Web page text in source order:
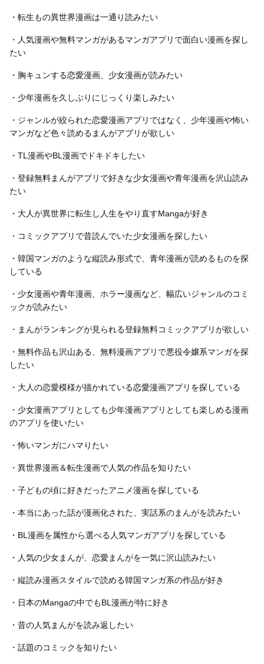
・転生もの異世界漫画は一通り読みたい
・人気漫画や無料マンガがあるマンガアプリで面白い漫画を探し
たい
・胸キュンする恋愛漫画、少女漫画が読みたい
・少年漫画を久しぶりにじっくり楽しみたい
・ジャンルが絞られた恋愛漫画アプリではなく、少年漫画や怖い
マンガなど色々読めるまんがアプリが欲しい
・TL漫画やBL漫画でドキドキしたい
・登録無料まんがアプリで好きな少女漫画や青年漫画を沢山読み
たい
・大人が異世界に転生し人生をやり直すMangaが好き
・コミックアプリで昔読んでいた少女漫画を探したい
・韓国マンガのような縦読み形式で、青年漫画が読めるものを探
している
・少女漫画や青年漫画、ホラー漫画など、幅広いジャンルのコミ
ックが読みたい
・まんがランキングが見られる登録無料コミックアプリが欲しい
・無料作品も沢山ある、無料漫画アプリで悪役令嬢系マンガを探
したい
・大人の恋愛模様が描かれている恋愛漫画アプリを探している
・少女漫画アプリとしても少年漫画アプリとしても楽しめる漫画
のアプリを使いたい
・怖いマンガにハマりたい
・異世界漫画＆転生漫画で人気の作品を知りたい
・子どもの頃に好きだったアニメ漫画を探している
・本当にあった話が漫画化された、実話系のまんがを読みたい
・BL漫画を属性から選べる人気マンガアプリを探している
・人気の少女まんが、恋愛まんがを一気に沢山読みたい
・縦読み漫画スタイルで読める韓国マンガ系の作品が好き
・日本のMangaの中でもBL漫画が特に好き
・昔の人気まんがを読み返したい
・話題のコミックを知りたい